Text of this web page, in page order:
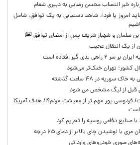
خبر انتصاب محسن رضایی به دبیری شعام
امروز یا فردا، شاهد دستیابی به یک توافق، شامل
بن ‌سلمان و شهباز شریف پس از امضای توافق
بدی گیر افتاده است
کشور؛ تهران خنک‌تر می‌شود
قبل از لیگ مشخص می شود
پور مهم تر از معیشت مردم؟!/ هدف آمریکا
است
با نوشیدن چای بالاتر از دمای ۶۵ درجه
صوری خودروهای وارداتی